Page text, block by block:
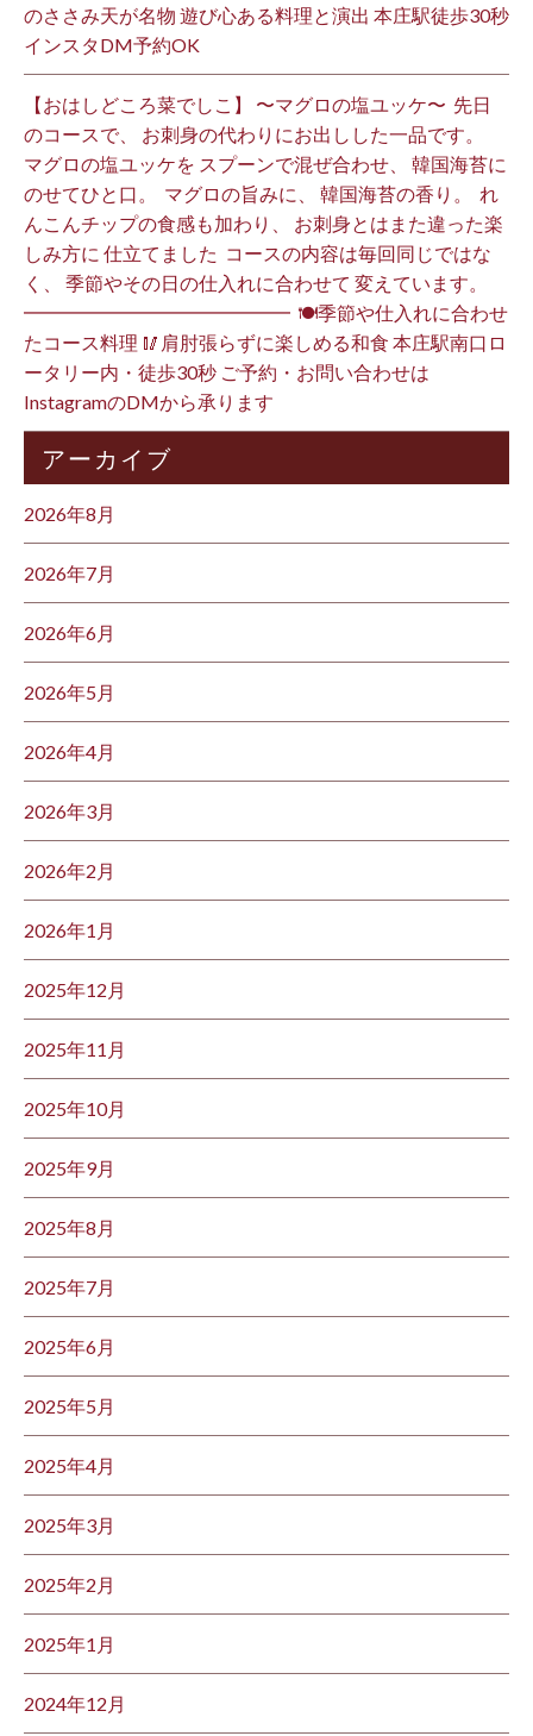
のささみ天が名物 遊び心ある料理と演出 本庄駅徒歩30秒
インスタDM予約OK ⁡
【おはしどころ菜でしこ】 〜マグロの塩ユッケ〜 ⁡ 先日
のコースで、 お刺身の代わりにお出しした一品です。 ⁡
マグロの塩ユッケを スプーンで混ぜ合わせ、 韓国海苔に
のせてひと口。 ⁡ マグロの旨みに、 韓国海苔の香り。 ⁡ れ
んこんチップの食感も加わり、 お刺身とはまた違った楽
しみ方に 仕立てました️ ⁡ コースの内容は毎回同じではな
く、 季節やその日の仕入れに合わせて 変えています。 ⁡
━━━━━━━━━━━━━━ ⁡ 🍽季節や仕入れに合わせ
たコース料理 🥢肩肘張らずに楽しめる和食 本庄駅南口ロ
ータリー内・徒歩30秒 ご予約・お問い合わせは
InstagramのDMから承ります ⁡
アーカイブ
2026年8月
2026年7月
2026年6月
2026年5月
2026年4月
2026年3月
2026年2月
2026年1月
2025年12月
2025年11月
2025年10月
2025年9月
2025年8月
2025年7月
2025年6月
2025年5月
2025年4月
2025年3月
2025年2月
2025年1月
2024年12月